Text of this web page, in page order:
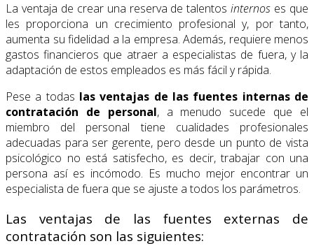
La ventaja de crear una reserva de talentosinternos es que
les proporciona un crecimiento profesional y, por tanto,
aumenta su fidelidad a la empresa. Además, requiere menos
gastos financieros que atraer a especialistas de fuera, y la
adaptación de estos empleados es más fácil y rápida.
Pese a todas las ventajas de las fuentes internas de
contratación de personal, a menudo sucede que el
miembro del personal tiene cualidades profesionales
adecuadas para ser gerente, pero desde un punto de vista
psicológico no está satisfecho, es decir, trabajar con una
persona así es incómodo. Es mucho mejor encontrar un
especialista de fuera que se ajuste a todos los parámetros.
Las ventajas de las fuentes externas de
contratación son las siguientes: